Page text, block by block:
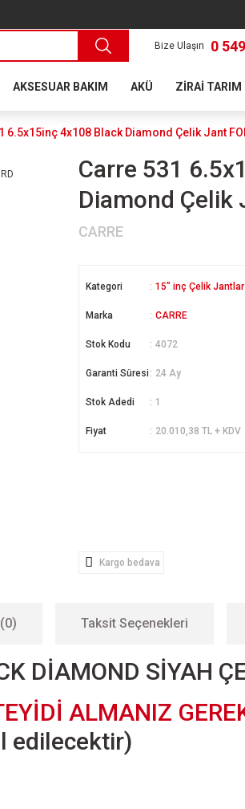
Bize Ulaşın 0
AKSESUAR BAKIM AKÜ ZİRAİ TARIM
6.5x15inç 4x108 Black Diamond Çelik Jant
Carre 531
Diamond Çelik
CARRE
Kategori 15” inç Çelik Jantlar
Marka CARRE
Stok Kodu 4072
Garanti Süresi 24 Ay
Stok Adedi 1
Fiyat 20.010,38 TL + KDV
Kargo bedava
Taksit Seçenekleri
DİAMOND SİYAH
ALMANIZ
edilecektir)